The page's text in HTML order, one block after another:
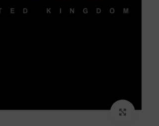
برای بزرگنمایی کلیک کنید